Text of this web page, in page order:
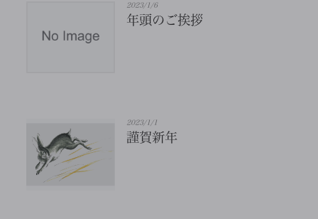
2023/1/6
年頭のご挨拶
2023/1/1
謹賀新年